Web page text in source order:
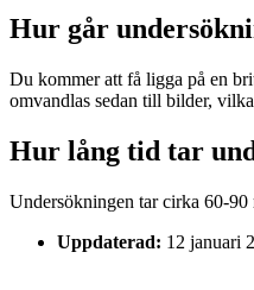
Hur går
Du kommer att få ligga på en
omvandlas sedan till bilder,
Hur lång tid tar
Undersökningen tar cirka 60-90
Uppdaterad: 12 januari